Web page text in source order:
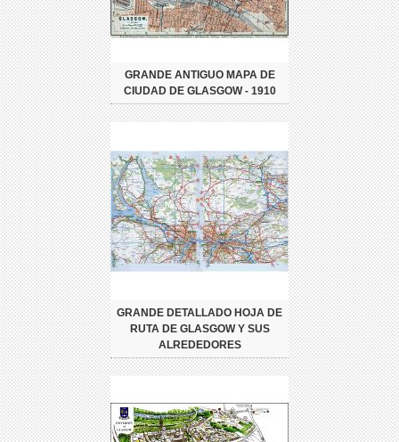
GRANDE ANTIGUO MAPA DE
CIUDAD DE GLASGOW - 1910
GRANDE DETALLADO HOJA DE
RUTA DE GLASGOW Y SUS
ALREDEDORES